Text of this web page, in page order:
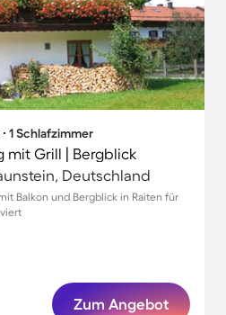
1 Schlafzimmer
mit Grill | Bergblick
Deutschland
Balkon und Bergblick in Raiten für
Zum Angebot